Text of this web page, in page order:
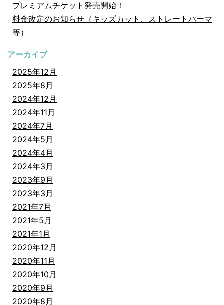
プレミアムチケット発売開始！
料金改定のお知らせ（キッズカット、ストレートパーマ
等）
アーカイブ
2025年12月
2025年8月
2024年12月
2024年11月
2024年7月
2024年5月
2024年4月
2024年3月
2023年9月
2023年3月
2021年7月
2021年5月
2021年1月
2020年12月
2020年11月
2020年10月
2020年9月
2020年8月